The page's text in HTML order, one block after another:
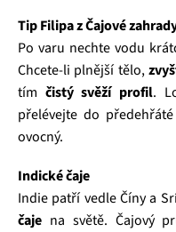
Tip Filipa z Čajové
Po varu nechte vodu
Chcete‑li plnější tělo,
tím čistý svěží profil.
přelévejte do
ovocný.
Indické čaje
Indie patří vedle Číny a
čaje na světě. Čajový